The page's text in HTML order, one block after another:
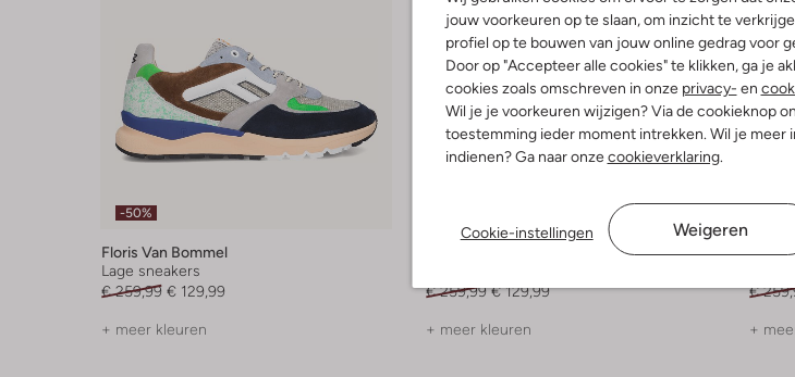
jouw voorkeuren op te slaan, om inzicht te
profiel op te bouwen van jouw online gedrag voor
Door op "Accepteer alle cookies" te klikken, ga je
cookies zoals omschreven in onze privacy- en
Wil je je voorkeuren wijzigen? Via de cookieknop
toestemming ieder moment intrekken. Wil je meer
indienen? Ga naar onzecookieverklaring.
Cookie-instellingen Weigeren
-50%
Floris Van Bommel
Lage sneakers
€ 259,99 € 129,99
+ meer kleuren
€ 259,99 € 129,99
+ meer kleuren
Floris
€
+